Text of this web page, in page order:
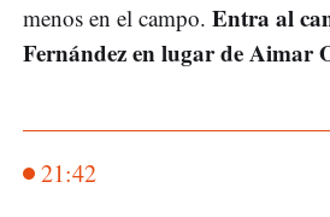
menos en el campo. Entra al
Fernández en lugar de Aimar
21:42